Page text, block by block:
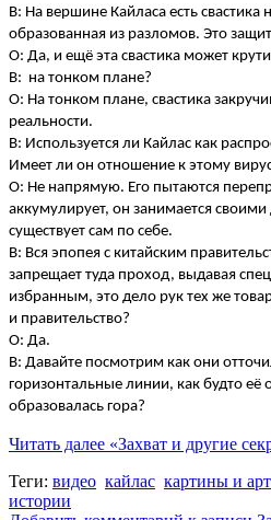
В: На вершине Кайласа есть свастика
образованная из разломов. Это
О: Да, и ещё эта свастика может
В: на тонком плане?
О: На тонком плане, свастика
реальности.
В: Используется ли Кайлас как
Имеет ли он отношение к этому
О: Не напрямую. Его пытаются
аккумулирует, он занимается своими
существует сам по себе.
В: Вся эпопея с китайским
запрещает туда проход, выдавая
избранным, это дело рук тех же
и правительство?
О: Да.
В: Давайте посмотрим как они
горизонтальные линии, как будто
образовалась гора?
Читать далее «Захват и другие
Теги: видео кайлас картины и
истории